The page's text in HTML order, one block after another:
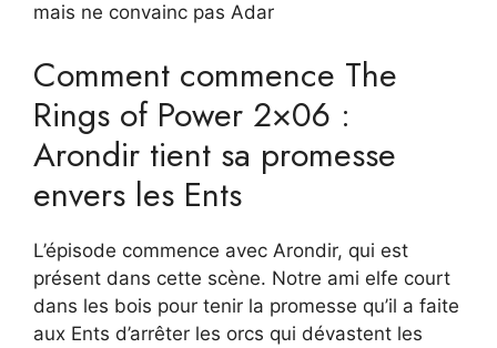
mais ne convainc pas Adar
Comment commence The
Rings of Power 2×06 :
Arondir tient sa promesse
envers les Ents
L’épisode commence avec Arondir, qui est
présent dans cette scène. Notre ami elfe court
dans les bois pour tenir la promesse qu’il a faite
aux Ents d’arrêter les orcs qui dévastent les